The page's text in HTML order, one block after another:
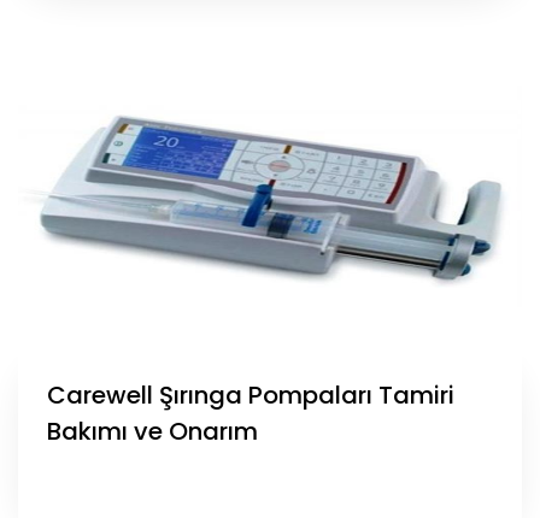
Carewell Şırınga Pompaları Tamiri
Bakımı ve Onarım